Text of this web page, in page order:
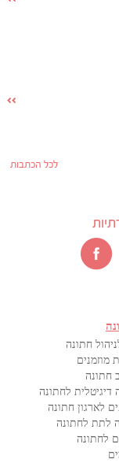
לכל הכתבות
חתונה
מוזמנים
חתונה
דיגיטלית לחתונה
לארגון חתונה
לתת לחתונה
לחתונה